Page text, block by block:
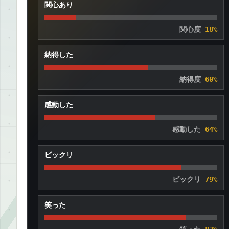
関心あり
関心度 18%
納得した
納得度 60%
感動した
感動した 64%
ビックリ
ビックリ 79%
笑った